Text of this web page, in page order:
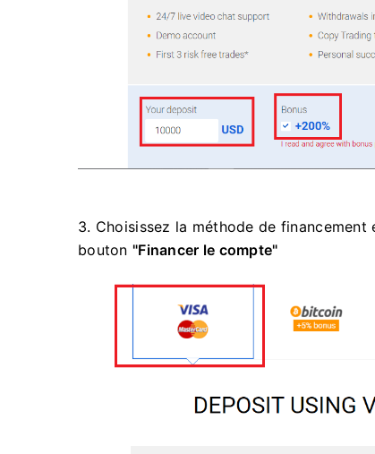
3. Choisissez la méthode de
bouton "Financer le compte"